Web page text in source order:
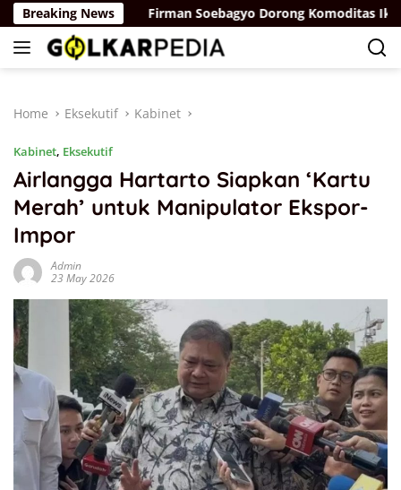
Skip
to
content
Breaking News
Putih Firman Soebagyo Dorong Komoditas Ikan
Home Eksekutif Kabinet
Kabinet, Eksekutif
Airlangga Hartarto Siapkan ‘Kartu
Merah’ untuk Manipulator Ekspor-
Impor
Admin
23 May 2026